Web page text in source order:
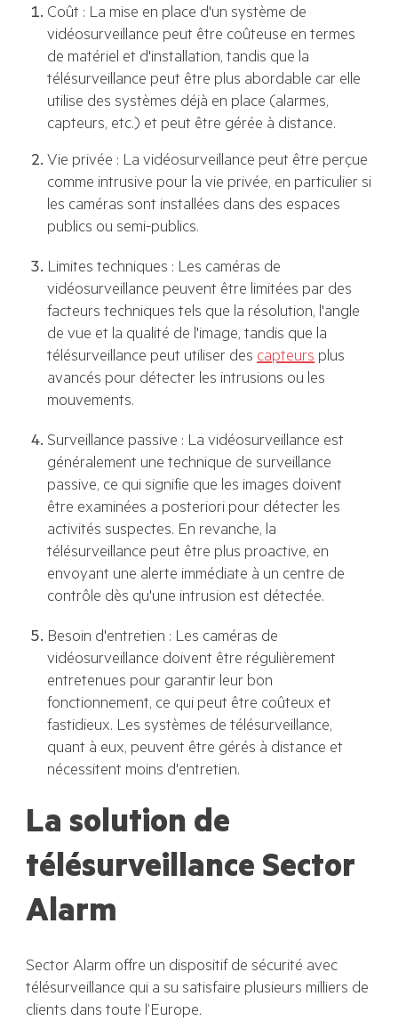
Coût : La mise en place d'un système de
vidéosurveillance peut être coûteuse en termes
de matériel et d'installation, tandis que la
télésurveillance peut être plus abordable car elle
utilise des systèmes déjà en place (alarmes,
capteurs, etc.) et peut être gérée à distance.
Vie privée : La vidéosurveillance peut être perçue
comme intrusive pour la vie privée, en particulier si
les caméras sont installées dans des espaces
publics ou semi-publics.
Limites techniques : Les caméras de
vidéosurveillance peuvent être limitées par des
facteurs techniques tels que la résolution, l'angle
de vue et la qualité de l'image, tandis que la
télésurveillance peut utiliser descapteurs plus
avancés pour détecter les intrusions ou les
mouvements.
Surveillance passive : La vidéosurveillance est
généralement une technique de surveillance
passive, ce qui signifie que les images doivent
être examinées a posteriori pour détecter les
activités suspectes. En revanche, la
télésurveillance peut être plus proactive, en
envoyant une alerte immédiate à un centre de
contrôle dès qu'une intrusion est détectée.
Besoin d'entretien : Les caméras de
vidéosurveillance doivent être régulièrement
entretenues pour garantir leur bon
fonctionnement, ce qui peut être coûteux et
fastidieux. Les systèmes de télésurveillance,
quant à eux, peuvent être gérés à distance et
nécessitent moins d'entretien.
La solution de
télésurveillance Sector
Alarm
Sector Alarm offre un dispositif de sécurité avec
télésurveillance qui a su satisfaire plusieurs milliers de
clients dans toute l’Europe.